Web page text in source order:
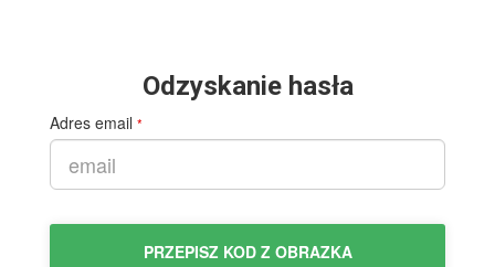
Odzyskanie hasła
Adres email *
PRZEPISZ KOD Z OBRAZKA